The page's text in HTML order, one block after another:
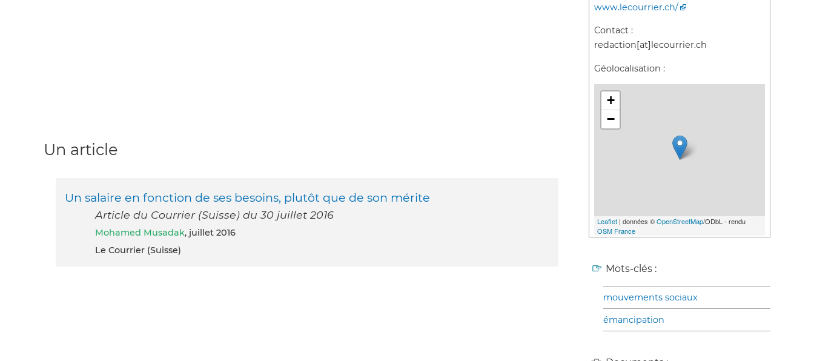
www.lecourrier.ch/
Contact :
redaction[at]lecourrier.ch
Géolocalisation :
+
−
Leaflet | données ©OpenStreetMap/ODbL - rendu
OSM France
Mots-clés :
mouvements sociaux
émancipation
Un article
Un salaire en fonction de ses besoins, plutôt que de son mérite
Article du Courrier (Suisse) du 30 juillet 2016
Mohamed Musadak, juillet 2016
Le Courrier (Suisse)